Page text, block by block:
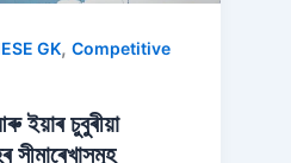
GK,Competitive
ইয়াৰ চুবুৰীয়া
সীমাৰেখাসমূহ